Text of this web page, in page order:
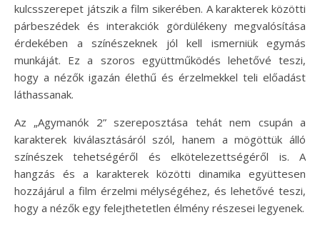
kulcsszerepet játszik a film sikerében. A karakterek közötti
párbeszédek és interakciók gördülékeny megvalósítása
érdekében a színészeknek jól kell ismerniük egymás
munkáját. Ez a szoros együttműködés lehetővé teszi,
hogy a nézők igazán élethű és érzelmekkel teli előadást
láthassanak.
Az „Agymanók 2” szereposztása tehát nem csupán a
karakterek kiválasztásáról szól, hanem a mögöttük álló
színészek tehetségéről és elkötelezettségéről is. A
hangzás és a karakterek közötti dinamika együttesen
hozzájárul a film érzelmi mélységéhez, és lehetővé teszi,
hogy a nézők egy felejthetetlen élmény részesei legyenek.